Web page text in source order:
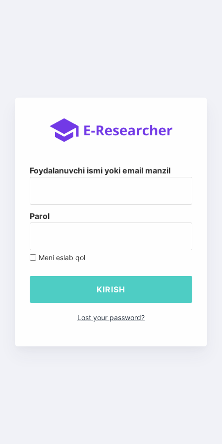
Foydalanuvchi ismi yoki email manzil
Parol
Meni eslab qol
Lost your password?